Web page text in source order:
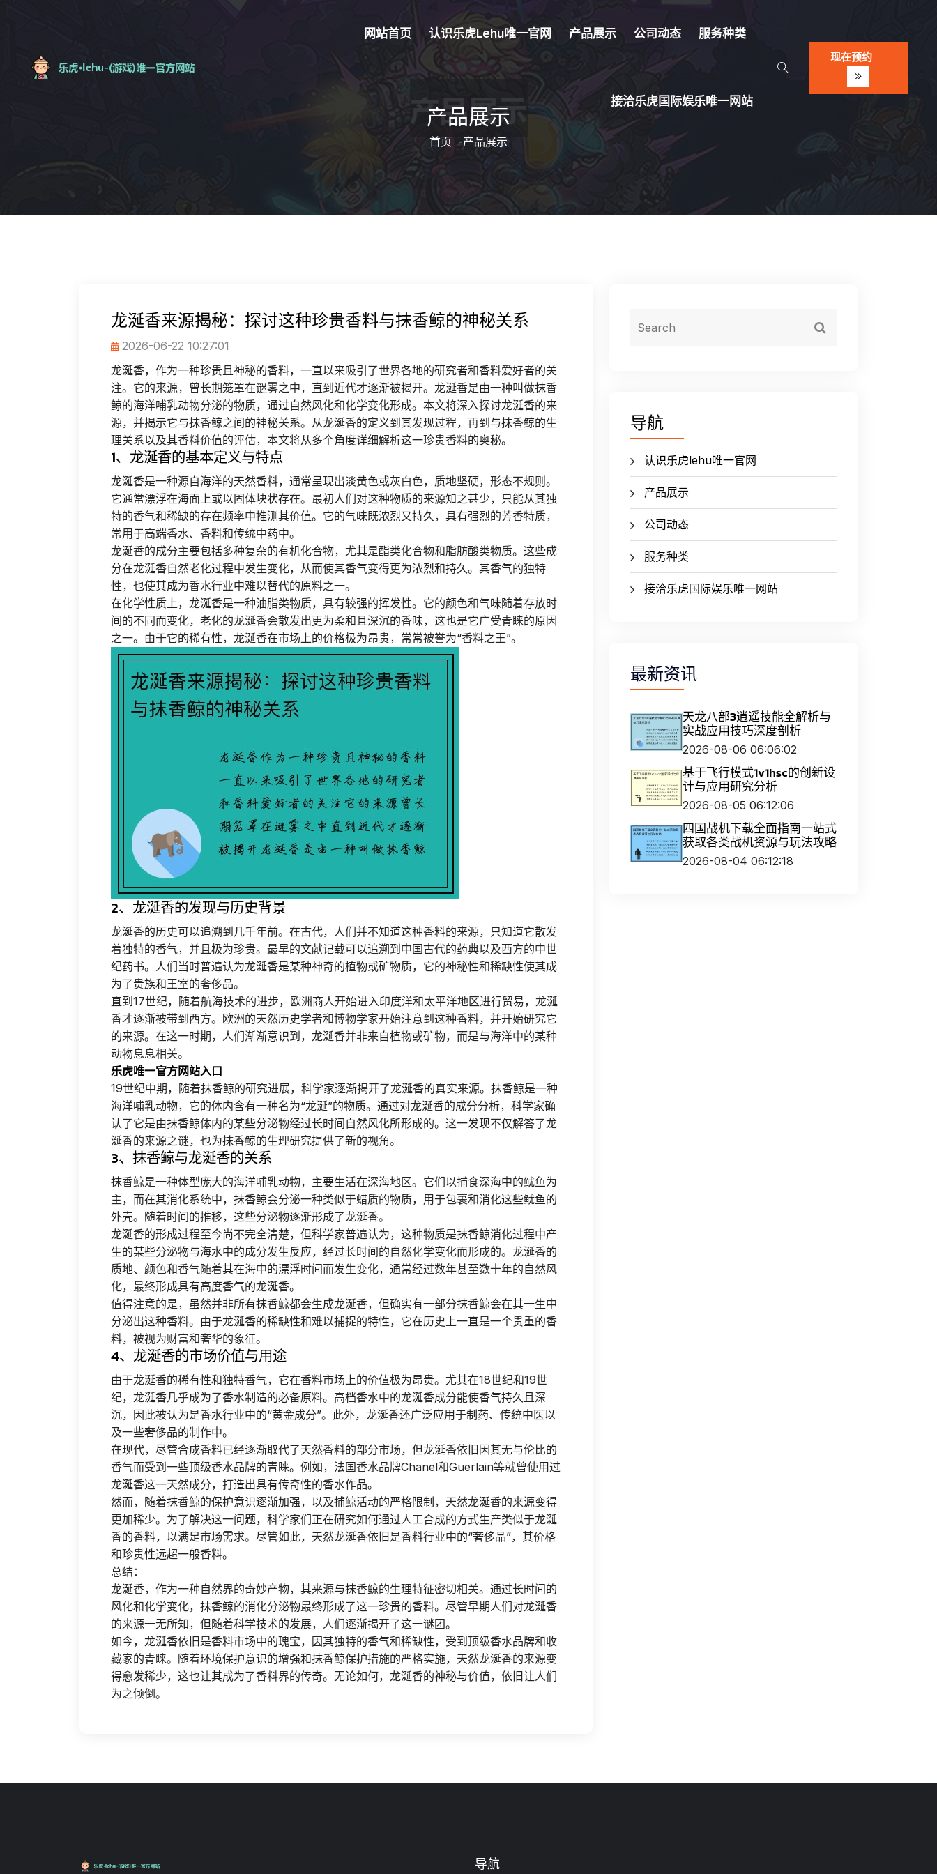
网站首页 认识乐虎lehu唯一官网 产品展示 公司动态 服务种类
接洽乐虎国际娱乐唯一网站
现在预约
产品展示
首页 -产品展示
龙涎香来源揭秘：探讨这种珍贵香料与抹香鲸的神秘关系
2026-06-22 10:27:01
龙涎香，作为一种珍贵且神秘的香料，一直以来吸引了世界各地的研究者和香料爱好者的关
注。它的来源，曾长期笼罩在谜雾之中，直到近代才逐渐被揭开。龙涎香是由一种叫做抹香
鲸的海洋哺乳动物分泌的物质，通过自然风化和化学变化形成。本文将深入探讨龙涎香的来
源，并揭示它与抹香鲸之间的神秘关系。从龙涎香的定义到其发现过程，再到与抹香鲸的生
理关系以及其香料价值的评估，本文将从多个角度详细解析这一珍贵香料的奥秘。
1、龙涎香的基本定义与特点
龙涎香是一种源自海洋的天然香料，通常呈现出淡黄色或灰白色，质地坚硬，形态不规则。
它通常漂浮在海面上或以固体块状存在。最初人们对这种物质的来源知之甚少，只能从其独
特的香气和稀缺的存在频率中推测其价值。它的气味既浓烈又持久，具有强烈的芳香特质，
常用于高端香水、香料和传统中药中。
龙涎香的成分主要包括多种复杂的有机化合物，尤其是酯类化合物和脂肪酸类物质。这些成
分在龙涎香自然老化过程中发生变化，从而使其香气变得更为浓烈和持久。其香气的独特
性，也使其成为香水行业中难以替代的原料之一。
在化学性质上，龙涎香是一种油脂类物质，具有较强的挥发性。它的颜色和气味随着存放时
间的不同而变化，老化的龙涎香会散发出更为柔和且深沉的香味，这也是它广受青睐的原因
之一。由于它的稀有性，龙涎香在市场上的价格极为昂贵，常常被誉为“香料之王”。
2、龙涎香的发现与历史背景
龙涎香的历史可以追溯到几千年前。在古代，人们并不知道这种香料的来源，只知道它散发
着独特的香气，并且极为珍贵。最早的文献记载可以追溯到中国古代的药典以及西方的中世
纪药书。人们当时普遍认为龙涎香是某种神奇的植物或矿物质，它的神秘性和稀缺性使其成
为了贵族和王室的奢侈品。
直到17世纪，随着航海技术的进步，欧洲商人开始进入印度洋和太平洋地区进行贸易，龙涎
香才逐渐被带到西方。欧洲的天然历史学者和博物学家开始注意到这种香料，并开始研究它
的来源。在这一时期，人们渐渐意识到，龙涎香并非来自植物或矿物，而是与海洋中的某种
动物息息相关。
乐虎唯一官方网站入口
19世纪中期，随着抹香鲸的研究进展，科学家逐渐揭开了龙涎香的真实来源。抹香鲸是一种
海洋哺乳动物，它的体内含有一种名为“龙涎”的物质。通过对龙涎香的成分分析，科学家确
认了它是由抹香鲸体内的某些分泌物经过长时间自然风化所形成的。这一发现不仅解答了龙
涎香的来源之谜，也为抹香鲸的生理研究提供了新的视角。
3、抹香鲸与龙涎香的关系
抹香鲸是一种体型庞大的海洋哺乳动物，主要生活在深海地区。它们以捕食深海中的鱿鱼为
主，而在其消化系统中，抹香鲸会分泌一种类似于蜡质的物质，用于包裹和消化这些鱿鱼的
外壳。随着时间的推移，这些分泌物逐渐形成了龙涎香。
龙涎香的形成过程至今尚不完全清楚，但科学家普遍认为，这种物质是抹香鲸消化过程中产
生的某些分泌物与海水中的成分发生反应，经过长时间的自然化学变化而形成的。龙涎香的
质地、颜色和香气随着其在海中的漂浮时间而发生变化，通常经过数年甚至数十年的自然风
化，最终形成具有高度香气的龙涎香。
值得注意的是，虽然并非所有抹香鲸都会生成龙涎香，但确实有一部分抹香鲸会在其一生中
分泌出这种香料。由于龙涎香的稀缺性和难以捕捉的特性，它在历史上一直是一个贵重的香
料，被视为财富和奢华的象征。
4、龙涎香的市场价值与用途
由于龙涎香的稀有性和独特香气，它在香料市场上的价值极为昂贵。尤其在18世纪和19世
纪，龙涎香几乎成为了香水制造的必备原料。高档香水中的龙涎香成分能使香气持久且深
沉，因此被认为是香水行业中的“黄金成分”。此外，龙涎香还广泛应用于制药、传统中医以
及一些奢侈品的制作中。
在现代，尽管合成香料已经逐渐取代了天然香料的部分市场，但龙涎香依旧因其无与伦比的
香气而受到一些顶级香水品牌的青睐。例如，法国香水品牌Chanel和Guerlain等就曾使用过
龙涎香这一天然成分，打造出具有传奇性的香水作品。
然而，随着抹香鲸的保护意识逐渐加强，以及捕鲸活动的严格限制，天然龙涎香的来源变得
更加稀少。为了解决这一问题，科学家们正在研究如何通过人工合成的方式生产类似于龙涎
香的香料，以满足市场需求。尽管如此，天然龙涎香依旧是香料行业中的“奢侈品”，其价格
和珍贵性远超一般香料。
总结：
龙涎香，作为一种自然界的奇妙产物，其来源与抹香鲸的生理特征密切相关。通过长时间的
风化和化学变化，抹香鲸的消化分泌物最终形成了这一珍贵的香料。尽管早期人们对龙涎香
的来源一无所知，但随着科学技术的发展，人们逐渐揭开了这一谜团。
如今，龙涎香依旧是香料市场中的瑰宝，因其独特的香气和稀缺性，受到顶级香水品牌和收
藏家的青睐。随着环境保护意识的增强和抹香鲸保护措施的严格实施，天然龙涎香的来源变
得愈发稀少，这也让其成为了香料界的传奇。无论如何，龙涎香的神秘与价值，依旧让人们
为之倾倒。
导航
认识乐虎lehu唯一官网
产品展示
公司动态
服务种类
接洽乐虎国际娱乐唯一网站
最新资讯
天龙八部3逍遥技能全解析与
实战应用技巧深度剖析
2026-08-06 06:06:02
基于飞行模式1v1hsc的创新设
计与应用研究分析
2026-08-05 06:12:06
四国战机下载全面指南一站式
获取各类战机资源与玩法攻略
2026-08-04 06:12:18
导航